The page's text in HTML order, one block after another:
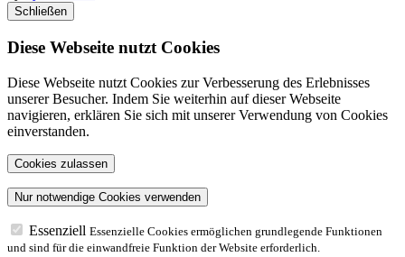
Schließen
Diese Webseite nutzt Cookies
Diese Webseite nutzt Cookies zur Verbesserung des Erlebnisses
unserer Besucher. Indem Sie weiterhin auf dieser Webseite
navigieren, erklären Sie sich mit unserer Verwendung von Cookies
einverstanden.
Essenziell Essenzielle Cookies ermöglichen grundlegende Funktionen
und sind für die einwandfreie Funktion der Website erforderlich.